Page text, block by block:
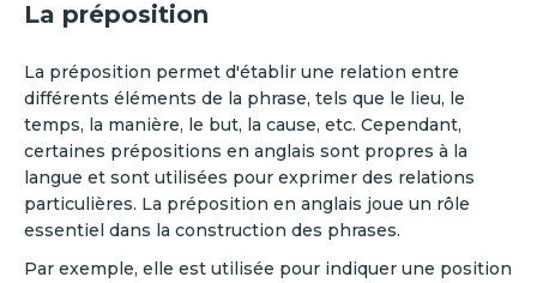
La préposition
La préposition permet d'établir une relation entre
différents éléments de la phrase, tels que le lieu, le
temps, la manière, le but, la cause, etc. Cependant,
certaines prépositions en anglais sont propres à la
langue et sont utilisées pour exprimer des relations
particulières. La préposition en anglais joue un rôle
essentiel dans la construction des phrases.
Par exemple, elle est utilisée pour indiquer une position